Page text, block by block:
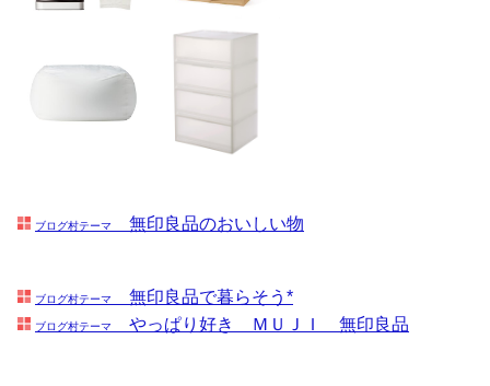
ブログ村テーマ 無印良品のおいしい物
ブログ村テーマ 無印良品で暮らそう*
ブログ村テーマ やっぱり好き ＭＵＪＩ 無印良品